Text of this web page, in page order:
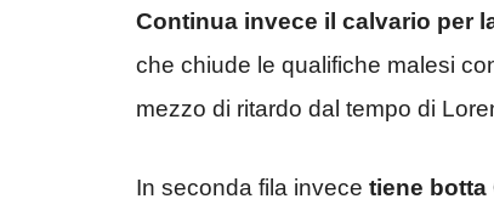
Continua invece il calvario per
che chiude le qualifiche malesi
mezzo di ritardo dal tempo di
In seconda fila invece tiene botta